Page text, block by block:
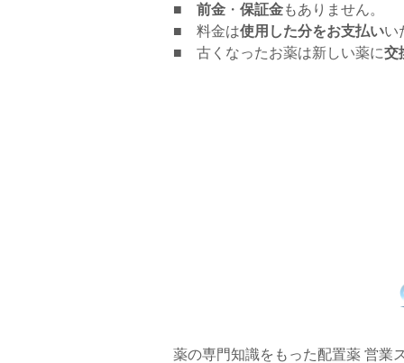
■ 前金 ・ 保証金もありません。
■ 料金は使用した分をお支払いい
■ 古くなったお薬は新しい薬に交
薬の専門知識をもった配置薬 営業